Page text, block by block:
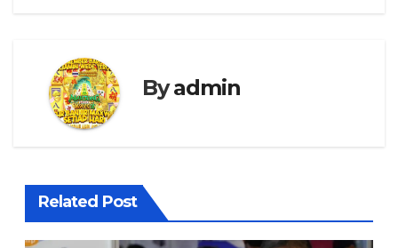
Byadmin
Related Post